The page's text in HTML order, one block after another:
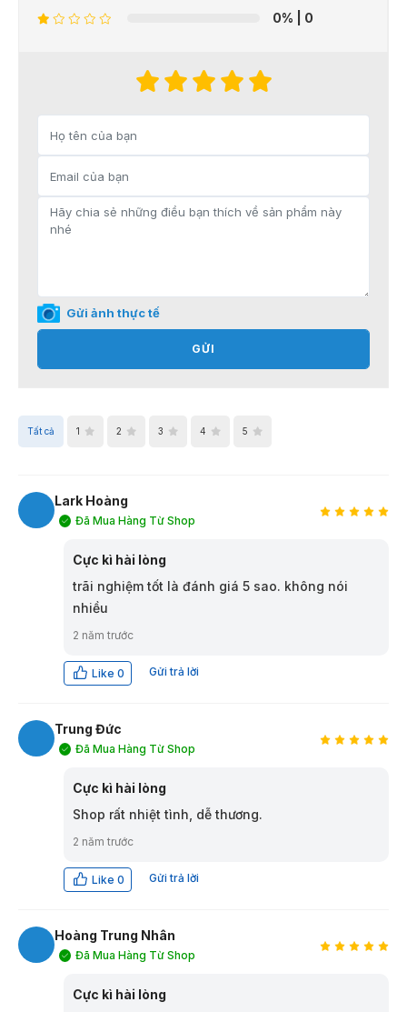
0% | 0
Gửi ảnh thực tế
GỬI
Tất cả 1 2 3 4 5
Lark Hoàng
Đã Mua Hàng Từ Shop
Cực kì hài lòng
trãi nghiệm tốt là đánh giá 5 sao. không nói
nhiều
2 năm trước
Like 0 Gửi trả lời
Trung Đức
Đã Mua Hàng Từ Shop
Cực kì hài lòng
Shop rất nhiệt tình, dễ thương.
2 năm trước
Like 0 Gửi trả lời
Hoàng Trung Nhân
Đã Mua Hàng Từ Shop
Cực kì hài lòng